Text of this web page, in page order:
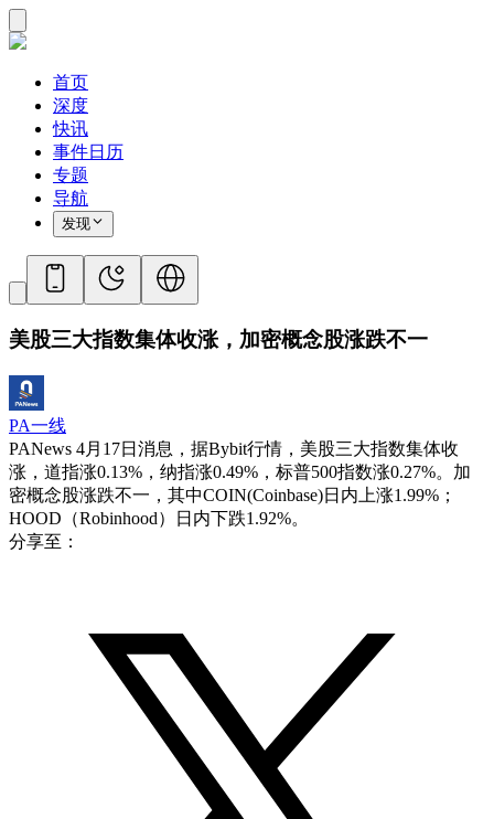
首页
深度
快讯
事件日历
专题
导航
发现
美股三大指数集体收涨，加密概念股涨跌不一
PA一线
PANews 4月17日消息，据Bybit行情，美股三大指数集体收
涨，道指涨0.13%，纳指涨0.49%，标普500指数涨0.27%。加
密概念股涨跌不一，其中COIN(Coinbase)日内上涨1.99%；
HOOD（Robinhood）日内下跌1.92%。
分享至：